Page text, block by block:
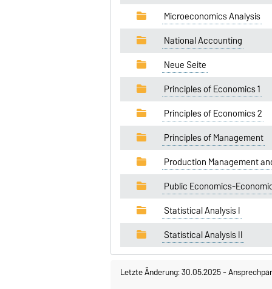
Microeconomics Analysis
National Accounting
Neue Seite
Principles of Economics 1
Principles of Economics 2
Principles of Management
Production Management
Public Economics-
Statistical Analysis I
Statistical Analysis II
Letzte Änderung: 30.05.2025-